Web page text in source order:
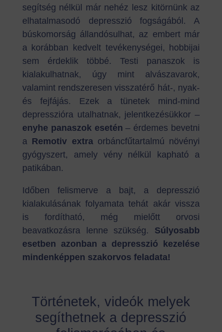
segítség nélkül már nehéz lesz kitörnünk az
elhatalmasodó depresszió fogságából. A
búskomorság állandósulhat, az embert már
a korábban kedvelt tevékenységei, hobbijai
sem érdeklik többé. Testi panaszok is
kialakulhatnak, úgy mint alvászavarok,
valamint rendszeresen visszatérő hát-, nyak-
és fejfájás. Ezek a tünetek mind-mind
depresszióra utalhatnak, jelentkezésükkor –
enyhe panaszok esetén – érdemes bevetni
a Remotiv extraorbáncfűtartalmú növényi
gyógyszert, amely vény nélkül kapható a
patikában.
Időben felismerve a bajt, a depresszió
kialakulásának folyamata tehát akár vissza
is fordítható, még mielőtt orvosi
beavatkozásra lenne szükség. Súlyosabb
esetben azonban a depresszió kezelése
mindenképpen szakorvos feladata!
Történetek, videók melyek
segíthetnek a depresszió